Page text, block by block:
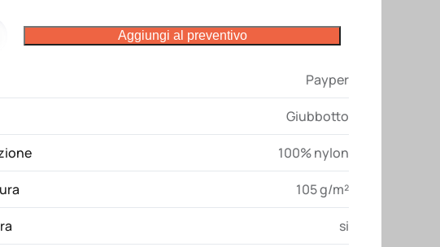
Aggiungi al preventivo
Payper
Giubbotto
100% nylon
105 g/m²
si